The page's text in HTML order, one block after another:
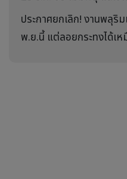
ประกาศยกเลิก! งานพลุริ
พ.ย.นี้ แต่ลอยกระทงได้เห